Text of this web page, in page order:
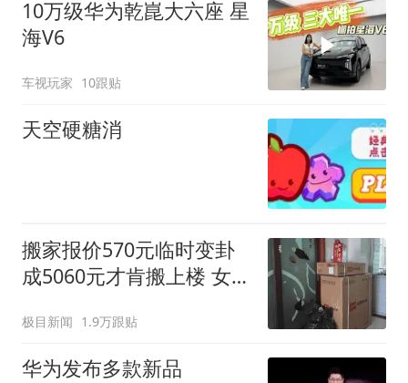
10万级华为乾崑大六座 星
海V6
车视玩家 10跟贴
天空硬糖消
搬家报价570元临时变卦
成5060元才肯搬上楼 女子
极目新闻 1.9万跟贴
华为发布多款新品